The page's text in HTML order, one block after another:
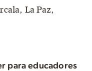
La Paz,
para educadores